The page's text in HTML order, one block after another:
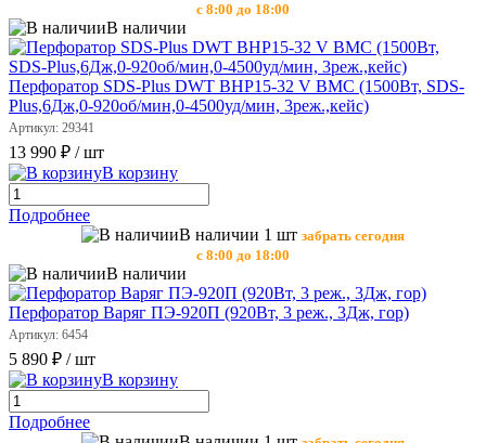
с 8:00 до 18:00
В наличии
Перфоратор SDS-Plus DWT BHP15-32 V BMC (1500Вт, SDS-
Plus,6Дж,0-920об/мин,0-4500уд/мин, 3реж.,кейс)
Артикул: 29341
13 990 ₽ / шт
В корзину
Подробнее
В наличии 1 шт забрать сегодня
с 8:00 до 18:00
В наличии
Перфоратор Варяг ПЭ-920П (920Вт, 3 реж., 3Дж, гор)
Артикул: 6454
5 890 ₽ / шт
В корзину
Подробнее